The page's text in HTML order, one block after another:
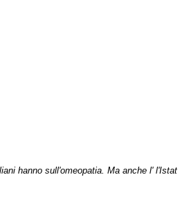
hanno sull'omeopatia. Ma anche l'